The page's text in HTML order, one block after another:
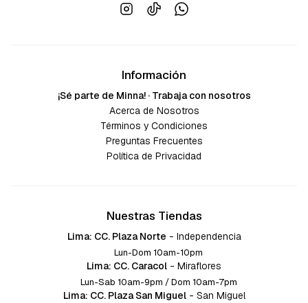
Información
¡Sé parte de Minna! · Trabaja con nosotros
Acerca de Nosotros
Términos y Condiciones
Preguntas Frecuentes
Política de Privacidad
Nuestras Tiendas
Lima: CC. Plaza Norte - Independencia
Lun-Dom 10am-10pm
Lima: CC. Caracol - Miraflores
Lun-Sab 10am-9pm / Dom 10am-7pm
Lima: CC. Plaza San Miguel - San Miguel